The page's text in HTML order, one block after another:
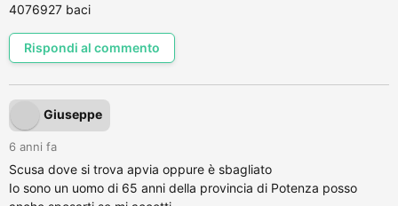
4076927 baci
Rispondi al commento
Giuseppe
6 anni fa
Scusa dove si trova apvia oppure è sbagliato
Io sono un uomo di 65 anni della provincia di Potenza posso